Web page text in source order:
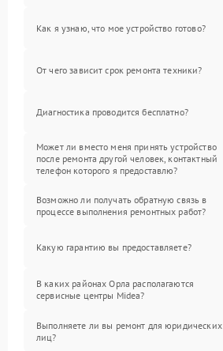
Как я узнаю, что мое устройство готово?
От чего зависит срок ремонта техники?
Диагностика проводится бесплатно?
Может ли вместо меня принять устройство
после ремонта другой человек, контактный
телефон которого я предоставлю?
Возможно ли получать обратную связь в
процессе выполнения ремонтных работ?
Какую гарантию вы предоставляете?
В каких районах Орла располагаются
сервисные центры Midea?
Выполняете ли вы ремонт для юридических
лиц?